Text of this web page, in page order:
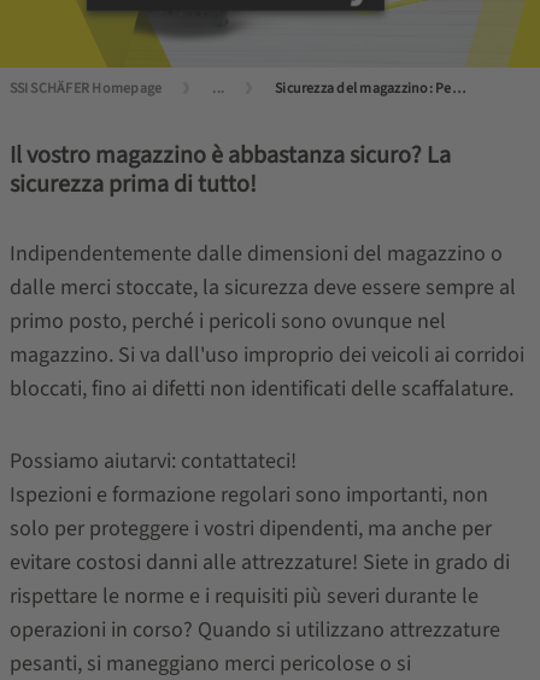
SSI SCHÄFER Homepage ... Sicurezza del magazzino: Pericolo? Scongiurato!
Il vostro magazzino è abbastanza sicuro? La
sicurezza prima di tutto!
Indipendentemente dalle dimensioni del magazzino o
dalle merci stoccate, la sicurezza deve essere sempre al
primo posto, perché i pericoli sono ovunque nel
magazzino. Si va dall'uso improprio dei veicoli ai corridoi
bloccati, fino ai difetti non identificati delle scaffalature.
Possiamo aiutarvi: contattateci!
Ispezioni e formazione regolari sono importanti, non
solo per proteggere i vostri dipendenti, ma anche per
evitare costosi danni alle attrezzature! Siete in grado di
rispettare le norme e i requisiti più severi durante le
operazioni in corso? Quando si utilizzano attrezzature
pesanti, si maneggiano merci pericolose o si